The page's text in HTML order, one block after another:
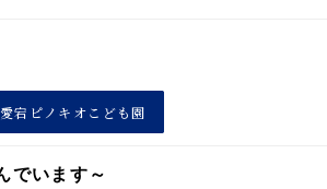
愛宕ピノキオこども園
でいます～